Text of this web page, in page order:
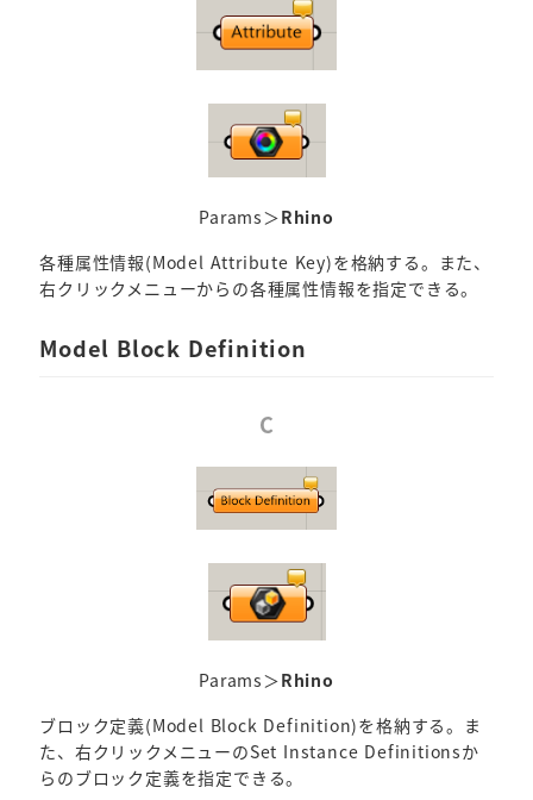
Params＞Rhino
各種属性情報(Model Attribute Key)を格納する。また、
右クリックメニューからの各種属性情報を指定できる。
Model Block Definition
C
Params＞Rhino
ブロック定義(Model Block Definition)を格納する。ま
た、右クリックメニューのSet Instance Definitionsか
らのブロック定義を指定できる。